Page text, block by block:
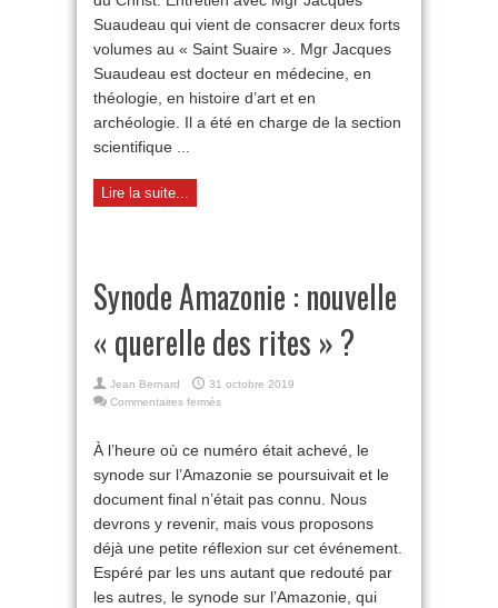
pour
foi
?
Suaudeau qui vient de consacrer deux forts
volumes au « Saint Suaire ». Mgr Jacques
Suaudeau est docteur en médecine, en
théologie, en histoire d’art et en
archéologie. Il a été en charge de la section
scientifique ...
Lire la suite...
Synode Amazonie : nouvelle
« querelle des rites » ?
Jean Bernard
31 octobre 2019
Commentaires ferméssur
:
nouvelle
querelle
des
rites
?
À l’heure où ce numéro était achevé, le
synode sur l’Amazonie se poursuivait et le
document final n’était pas connu. Nous
devrons y revenir, mais vous proposons
déjà une petite réflexion sur cet événement.
Espéré par les uns autant que redouté par
les autres, le synode sur l’Amazonie, qui